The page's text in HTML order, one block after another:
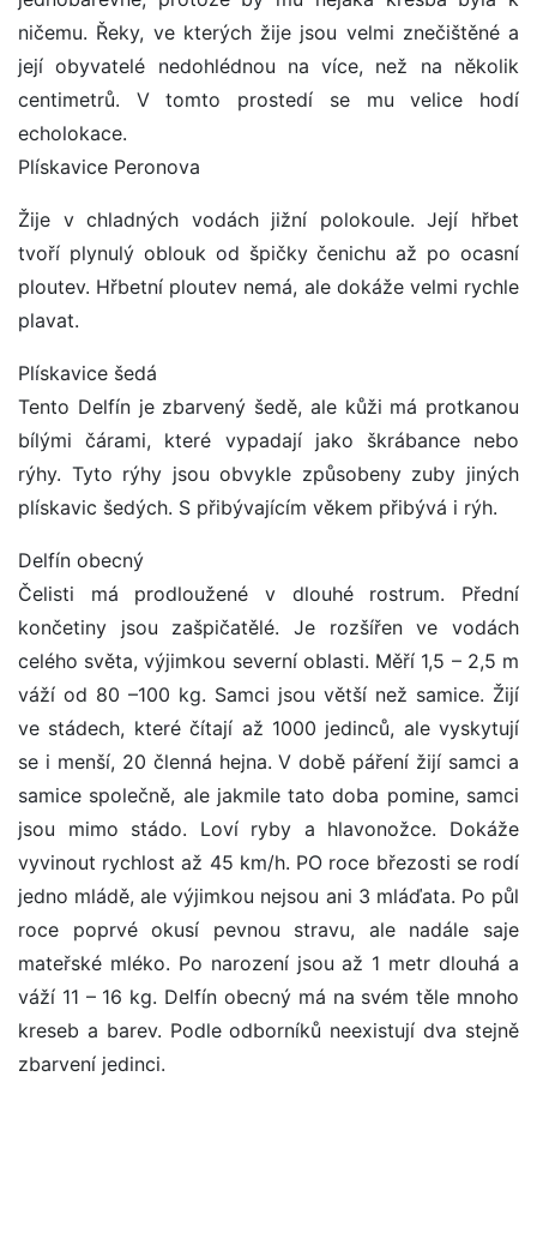
ničemu. Řeky, ve kterých žije jsou velmi znečištěné a
její obyvatelé nedohlédnou na více, než na několik
centimetrů. V tomto prostedí se mu velice hodí
echolokace.
Plískavice Peronova
Žije v chladných vodách jižní polokoule. Její hřbet
tvoří plynulý oblouk od špičky čenichu až po ocasní
ploutev. Hřbetní ploutev nemá, ale dokáže velmi rychle
plavat.
Plískavice šedá
Tento Delfín je zbarvený šedě, ale kůži má protkanou
bílými čárami, které vypadají jako škrábance nebo
rýhy. Tyto rýhy jsou obvykle způsobeny zuby jiných
plískavic šedých. S přibývajícím věkem přibývá i rýh.
Delfín obecný
Čelisti má prodloužené v dlouhé rostrum. Přední
končetiny jsou zašpičatělé. Je rozšířen ve vodách
celého světa, výjimkou severní oblasti. Měří 1,5 – 2,5 m
váží od 80 –100 kg. Samci jsou větší než samice. Žijí
ve stádech, které čítají až 1000 jedinců, ale vyskytují
se i menší, 20 členná hejna. V době páření žijí samci a
samice společně, ale jakmile tato doba pomine, samci
jsou mimo stádo. Loví ryby a hlavonožce. Dokáže
vyvinout rychlost až 45 km/h. PO roce březosti se rodí
jedno mládě, ale výjimkou nejsou ani 3 mláďata. Po půl
roce poprvé okusí pevnou stravu, ale nadále saje
mateřské mléko. Po narození jsou až 1 metr dlouhá a
váží 11 – 16 kg. Delfín obecný má na svém těle mnoho
kreseb a barev. Podle odborníků neexistují dva stejně
zbarvení jedinci.